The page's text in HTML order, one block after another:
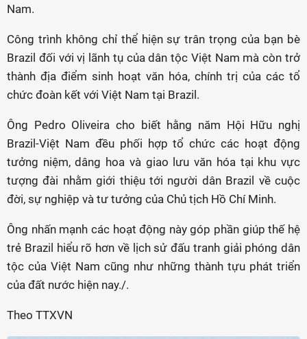
Nam.
Công trình không chỉ thể hiện sự trân trọng của bạn bè
Brazil đối với vị lãnh tụ của dân tộc Việt Nam mà còn trở
thành địa điểm sinh hoạt văn hóa, chính trị của các tổ
chức đoàn kết với Việt Nam tại Brazil.
Ông Pedro Oliveira cho biết hằng năm Hội Hữu nghị
Brazil-Việt Nam đều phối hợp tổ chức các hoạt động
tưởng niệm, dâng hoa và giao lưu văn hóa tại khu vực
tượng đài nhằm giới thiệu tới người dân Brazil về cuộc
đời, sự nghiệp và tư tưởng của Chủ tịch Hồ Chí Minh.
Ông nhấn mạnh các hoạt động này góp phần giúp thế hệ
trẻ Brazil hiểu rõ hơn về lịch sử đấu tranh giải phóng dân
tộc của Việt Nam cũng như những thành tựu phát triển
của đất nước hiện nay./.
Theo TTXVN